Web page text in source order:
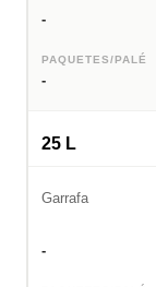
-
PAQUETES/PALÉ
-
25 L
Garrafa
-